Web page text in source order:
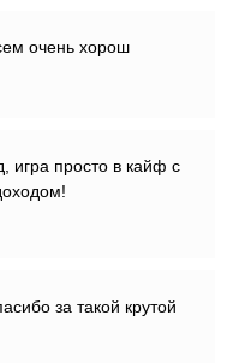
очень хорош
игра просто в кайф с
за такой крутой